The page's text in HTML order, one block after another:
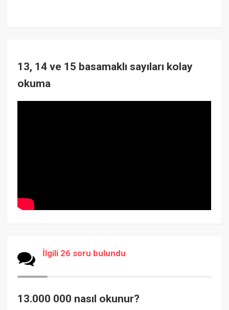
13, 14 ve 15 basamaklı sayıları kolay
okuma
İlgili 26 soru bulundu
13.000 000 nasıl okunur?